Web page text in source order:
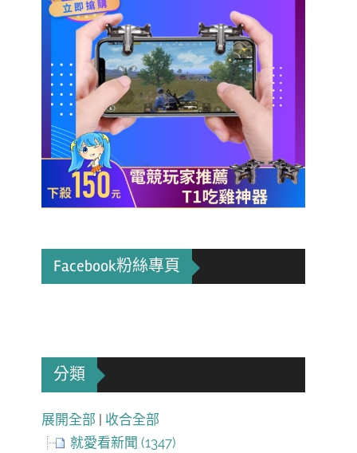
Facebook粉絲專頁
分類
展開全部 | 收合全部
就愛看新聞 (1347)